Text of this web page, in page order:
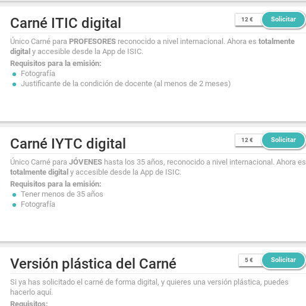
Carné ITIC digital 12 € Solicitar
Único Carné para PROFESORES reconocido a nivel internacional. Ahora estotalmente
digital y accesible desde la App de ISIC.
Requisitos para la emisión:
Fotografía
Justificante de la condición de docente (al menos de 2 meses)
Carné IYTC digital 12 € Solicitar
Único Carné paraJÓVENES hasta los 35 años, reconocido a nivel internacional. Ahora es
totalmente digital y accesible desde la App de ISIC.
Requisitos para la emisión:
Tener menos de 35 años
Fotografía
Versión plástica del Carné 5 € Solicitar
Si ya has solicitado el carné de forma digital, y quieres una versión plástica, puedes
hacerlo aquí.
Requisitos: